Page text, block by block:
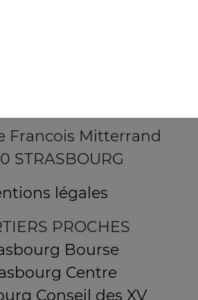
Francois Mitterrand
STRASBOURG
légales
PROCHES
Bourse
Centre
Conseil des XV